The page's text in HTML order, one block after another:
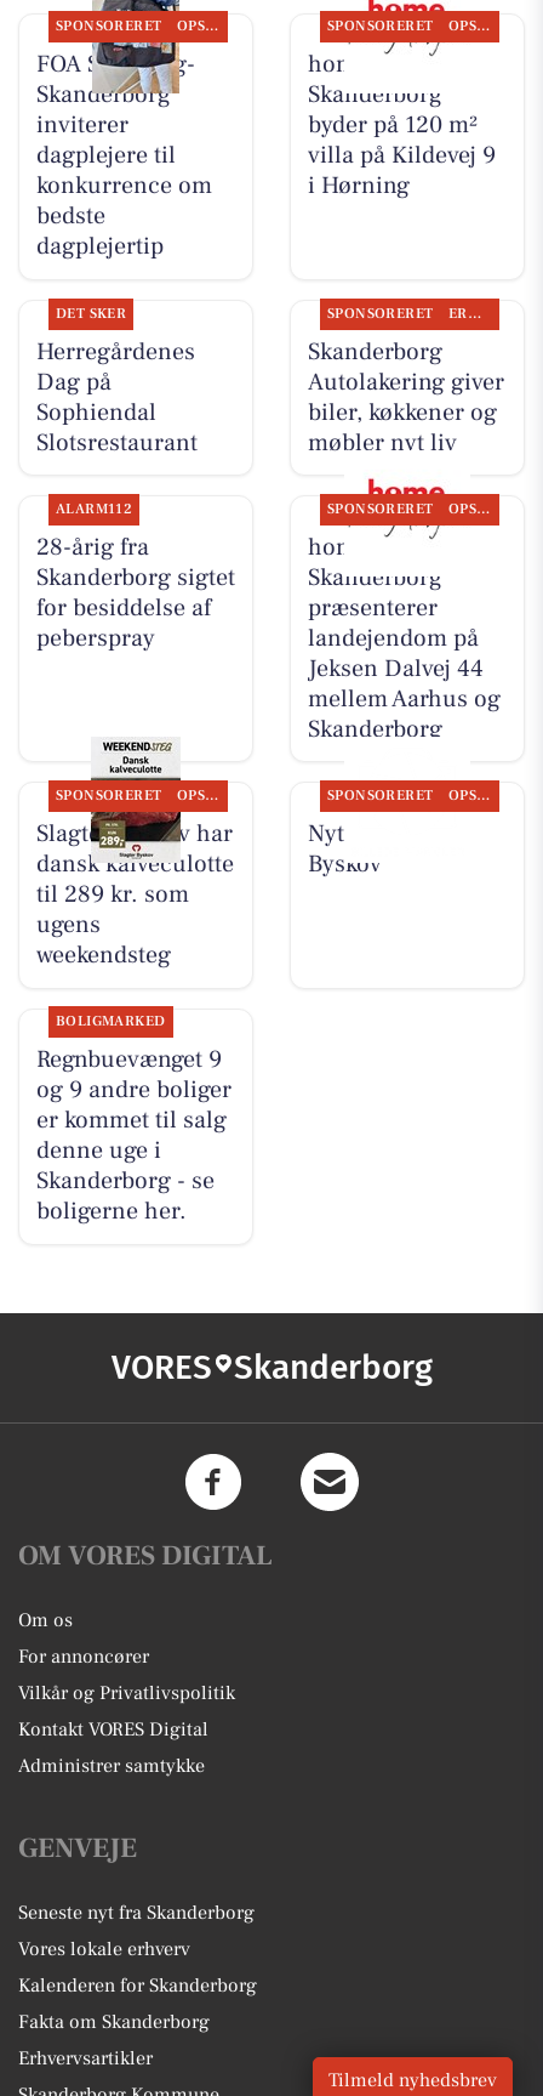
SPONSORERET OPSLAGSTAVLEN
FOA Silkeborg-
Skanderborg
inviterer
dagplejere til
konkurrence om
bedste
dagplejertip
SPONSORERET OPSLAGSTAVLEN
home
Skanderborg
byder på 120 m²
villa på Kildevej 9
i Hørning
DET SKER
Herregårdenes
Dag på
Sophiendal
Slotsrestaurant
SPONSORERET ERHVERV
Skanderborg
Autolakering giver
biler, køkkener og
møbler nyt liv
ALARM112
28-årig fra
Skanderborg sigtet
for besiddelse af
peberspray
SPONSORERET OPSLAGSTAVLEN
home
Skanderborg
præsenterer
landejendom på
Jeksen Dalvej 44
mellem Aarhus og
Skanderborg
SPONSORERET OPSLAGSTAVLEN
Slagter Byskov har
dansk kalveculotte
til 289 kr. som
ugens
weekendsteg
SPONSORERET OPSLAGSTAVLEN
Nyt fra Slagter
Byskov
BOLIGMARKED
Regnbuevænget 9
og 9 andre boliger
er kommet til salg
denne uge i
Skanderborg - se
boligerne her.
VORES Skanderborg
OM VORES DIGITAL
Om os
For annoncører
Vilkår og Privatlivspolitik
Kontakt VORES Digital
Administrer samtykke
GENVEJE
Seneste nyt fra Skanderborg
Vores lokale erhverv
Kalenderen for Skanderborg
Fakta om Skanderborg
Erhvervsartikler
Tilmeld nyhedsbrev